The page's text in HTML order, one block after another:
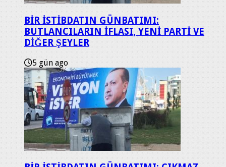
BİR İSTİBDATIN GÜNBATIMI:
BUTLANCILARIN İFLASI, YENİ PARTİ VE
DİĞER ŞEYLER
5 gün ago